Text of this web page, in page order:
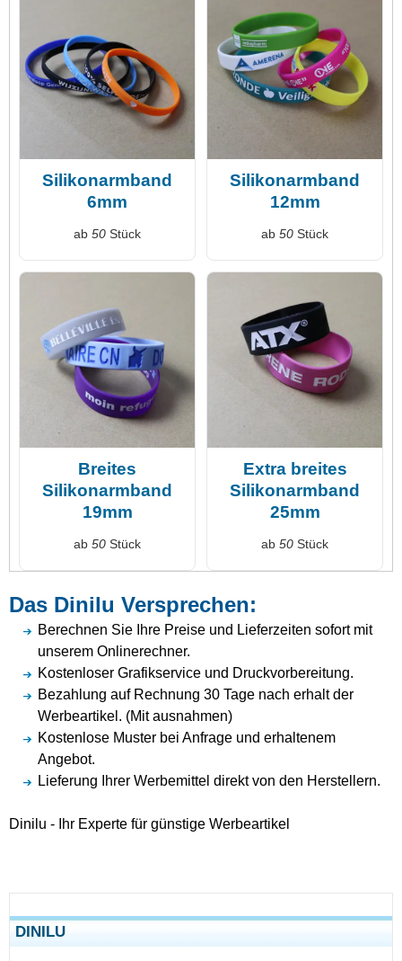
Silikonarmband
6mm
ab 50 Stück
Silikonarmband
12mm
ab 50 Stück
Breites
Silikonarmband
19mm
ab 50 Stück
Extra breites
Silikonarmband
25mm
ab 50 Stück
Das Dinilu Versprechen:
Berechnen Sie Ihre Preise und Lieferzeiten sofort mit
unserem Onlinerechner.
Kostenloser Grafikservice und Druckvorbereitung.
Bezahlung auf Rechnung 30 Tage nach erhalt der
Werbeartikel. (Mit ausnahmen)
Kostenlose Muster bei Anfrage und erhaltenem
Angebot.
Lieferung Ihrer Werbemittel direkt von den Herstellern.
Dinilu - Ihr Experte für günstige Werbeartikel
DINILU